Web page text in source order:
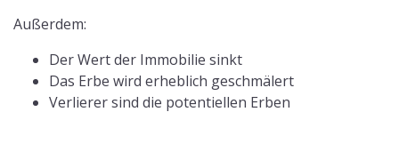
Außerdem:
Der Wert der Immobilie sinkt
Das Erbe wird erheblich geschmälert
Verlierer sind die potentiellen Erben